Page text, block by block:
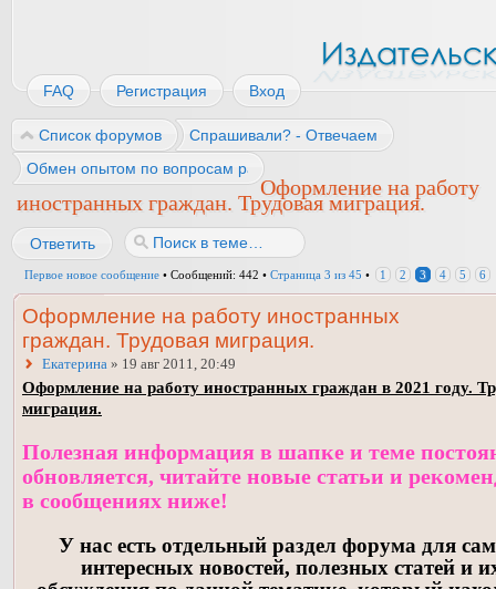
FAQ Регистрация Вход
Список форумов
Спрашивали? - Отвечаем
Обмен опытом по вопросам работы
Оформление на работу
иностранных граждан. Трудовая миграция.
Ответить
Первое новое сообщение • Сообщений: 442 • Страница 3 из 45 • 1 2 3 4 5 6
Оформление на работу иностранных
граждан. Трудовая миграция.
Екатерина » 19 авг 2011, 20:49
Оформление на работу иностранных граждан в 2021 году.
миграция.
Полезная информация в шапке и теме
обновляется, читайте новые статьи и
в сообщениях ниже!
У нас есть отдельный раздел форума для
интересных новостей, полезных статей и